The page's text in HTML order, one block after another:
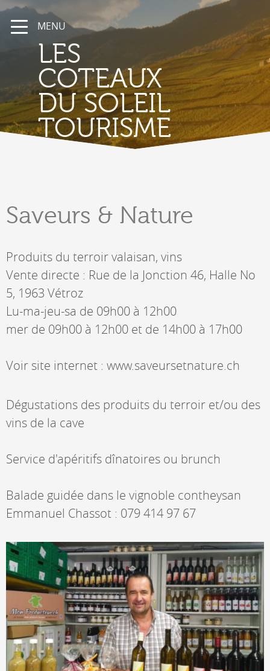
MENU
LES
COTEAUX
DU SOLEIL
TOURISME
Saveurs & Nature
Produits du terroir valaisan, vins
Vente directe : Rue de la Jonction 46, Halle No
5, 1963 Vétroz
Lu-ma-jeu-sa de 09h00 à 12h00
mer de 09h00 à 12h00 et de 14h00 à 17h00
Voir site internet : www.saveursetnature.ch
Dégustations des produits du terroir et/ou des
vins de la cave
Service d'apéritifs dînatoires ou brunch
Balade guidée dans le vignoble contheysan
Emmanuel Chassot : 079 414 97 67